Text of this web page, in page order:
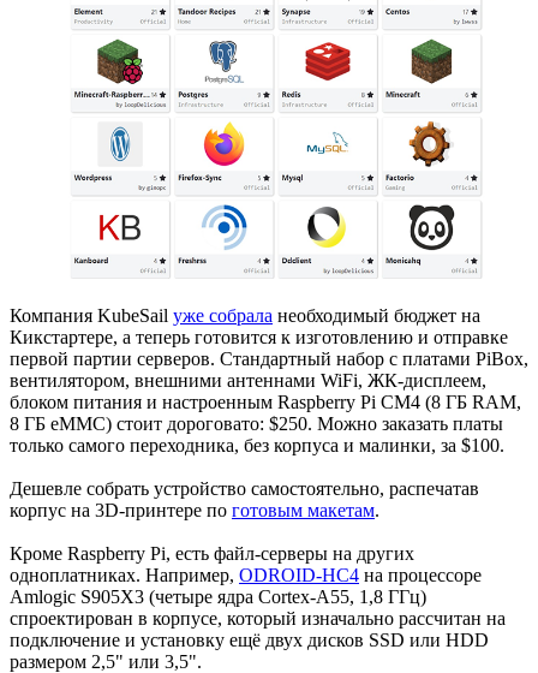
Компания KubeSail уже собрала необходимый бюджет на
Кикстартере, а теперь готовится к изготовлению и отправке
первой партии серверов. Стандартный набор с платами PiBox,
вентилятором, внешними антеннами WiFi, ЖК-дисплеем,
блоком питания и настроенным Raspberry Pi CM4 (8 ГБ RAM,
8 ГБ eMMC) стоит дороговато: $250. Можно заказать платы
только самого переходника, без корпуса и малинки, за $100.
Дешевле собрать устройство самостоятельно, распечатав
корпус на 3D-принтере по готовым макетам.
Кроме Raspberry Pi, есть файл-серверы на других
одноплатниках. Например, ODROID-HC4 на процессоре
Amlogic S905X3 (четыре ядра Cortex-A55, 1,8 ГГц)
спроектирован в корпусе, который изначально рассчитан на
подключение и установку ещё двух дисков SSD или HDD
размером 2,5" или 3,5".